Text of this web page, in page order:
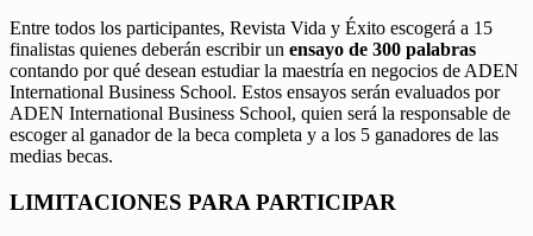
Entre todos los participantes, Revista Vida y Éxito escogerá a 15
finalistas quienes deberán escribir un ensayo de 300 palabras
contando por qué desean estudiar la maestría en negocios de ADEN
International Business School. Estos ensayos serán evaluados por
ADEN International Business School, quien será la responsable de
escoger al ganador de la beca completa y a los 5 ganadores de las
medias becas.
LIMITACIONES PARA PARTICIPAR